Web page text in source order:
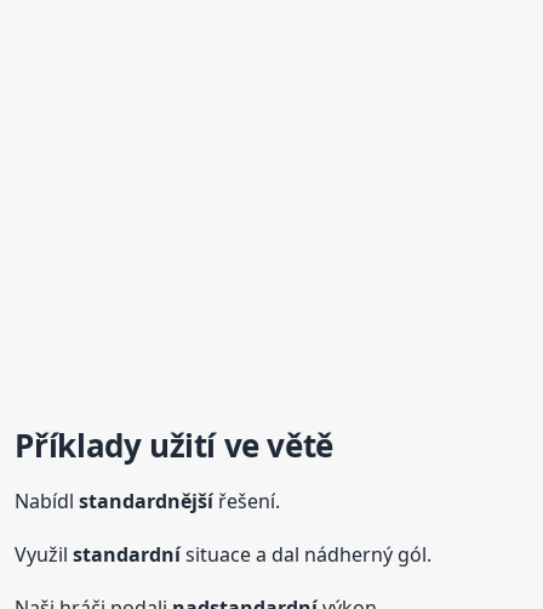
Příklady užití ve větě
Nabídlstandardnějšířešení.
Využilstandardnísituace a dal nádherný gól.